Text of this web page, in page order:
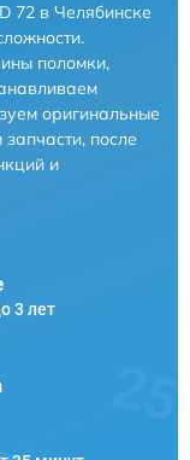
72 в Челябинске
поломки,
оригинальные
после
и
3 лет